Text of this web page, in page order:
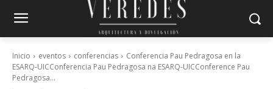
Inicio eventos conferencias
Conferencia Pau Pedragosa en la
ESARQ-UICConferencia Pau Pedragosa na ESARQ-UICConference Pau
Pedragosa...